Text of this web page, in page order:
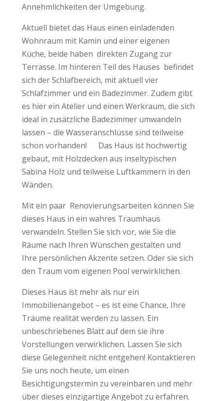
Annehmlichkeiten der Umgebung.
Aktuell bietet das Haus einen einladenden
Wohnraum mit Kamin und einer eigenen
Küche, beide haben direkten Zugang zur
Terrasse. Im hinteren Teil des Hauses befindet
sich der Schlafbereich, mit aktuell vier
Schlafzimmer und ein Badezimmer. Zudem gibt
es hier ein Atelier und einen Werkraum, die sich
ideal in zusätzliche Badezimmer umwandeln
lassen – die Wasseranschlüsse sind teilweise
schon vorhanden! Das Haus ist hochwertig
gebaut, mit Holzdecken aus inseltypischen
Sabina Holz und teilweise Luftkammern in den
Wänden.
Mit ein paar Renovierungsarbeiten können Sie
dieses Haus in ein wahres Traumhaus
verwandeln. Stellen Sie sich vor, wie Sie die
Räume nach Ihren Wünschen gestalten und
Ihre persönlichen Akzente setzen. Oder sie sich
den Traum vom eigenen Pool verwirklichen.
Dieses Haus ist mehr als nur ein
Immobilienangebot – es ist eine Chance, Ihre
Träume realität werden zu lassen. Ein
unbeschriebenes Blatt auf dem sie ihre
Vorstellungen verwirklichen. Lassen Sie sich
diese Gelegenheit nicht entgehen! Kontaktieren
Sie uns noch heute, um einen
Besichtigungstermin zu vereinbaren und mehr
über dieses einzigartige Angebot zu erfahren.